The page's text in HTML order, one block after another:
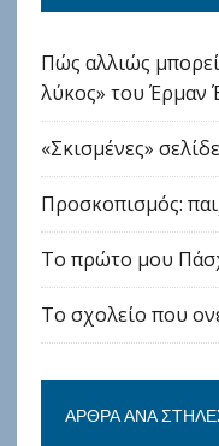
Πώς αλλιώς
λύκος» του Έρμαν
«Σκισμένες»
Προσκοπισμός:
Το πρώτο μου
Το σχολείο που
ΆΡΘΡΑ ΑΝΆ